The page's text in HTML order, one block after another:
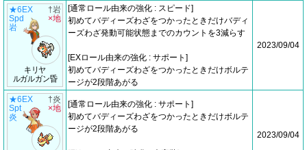
★6EX
Spd
岩
キリヤ
ルガルガン昏
†岩
×地
[通常ロール由来の強化 : スピード]
初めてバディーズわざをつかったときだけバディ
ーズわざ発動可能状態までのカウントを3減らす
[EXロール由来の強化 : サポート]
初めてバディーズわざをつかったときだけボルテ
ージが2段階あがる
2023/09/04
★6EX
Spt
炎
†炎
×地
[通常ロール由来の強化 : サポート]
初めてバディーズわざをつかったときだけボルテ
ージが2段階あがる
2023/09/04